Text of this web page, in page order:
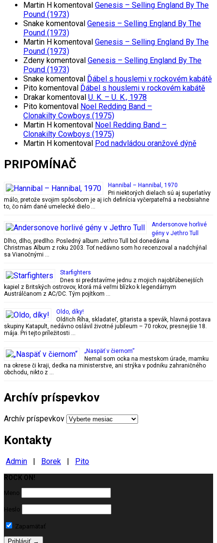
Martin H komentoval Genesis – Selling England By The
Pound (1973)
Snake komentoval Genesis – Selling England By The
Pound (1973)
Martin H komentoval Genesis – Selling England By The
Pound (1973)
Zdeny komentoval Genesis – Selling England By The
Pound (1973)
Snake komentoval Ďábel s houslemi v rockovém kabátě
Pito komentoval Ďábel s houslemi v rockovém kabátě
Drakar komentoval U. K. – U. K., 1978
Pito komentoval Noel Redding Band –
Clonakilty Cowboys (1975)
Martin H komentoval Noel Redding Band –
Clonakilty Cowboys (1975)
Martin H komentoval Pod nadvládou oranžové dýně
PRIPOMÍNAČ
Hannibal – Hannibal, 1970
Pri niektorých dielach sú aj superlatívy
málo, pretože svojim spôsobom je aj ich definícia vyčerpateľná a neobsiahne
to, čo nám dané umelecké dielo …
Andersonove horlivé
gény v Jethro Tull
Dlho, dlho, predlho. Posledný album Jethro Tull bol donedávna
Christmas Album z roku 2003. Toť nedávno som ho recenzoval a nadchýňal
sa Vianočnými …
Starfighters
Dnes si predstavíme jednu z mojich najobľúbenejších
kapiel z Britských ostrovov, ktorá má veľmi blízko k legendárnym
Austrálčanom z AC/DC. Tým pojítkom …
Oldo, díky!
Oldřich Říha, skladateľ, gitarista a spevák, hlavná postava
skupiny Katapult, nedávno oslávil životné jubileum – 70 rokov, presnejšie 18.
mája. Pri tejto príležitosti …
„Naspäť v čiernom“
Nemal som ocka na mestskom úrade, mamku
na okrese či kraji, dedka na ministerstve, ani strýka v podniku zahraničného
obchodu, nikto z …
Archív príspevkov
Archív príspevkov
Kontakty
Admin | Borek | Pito
Milujeme ROCK
ROCK ON!
Meno
Heslo
Zapamätať